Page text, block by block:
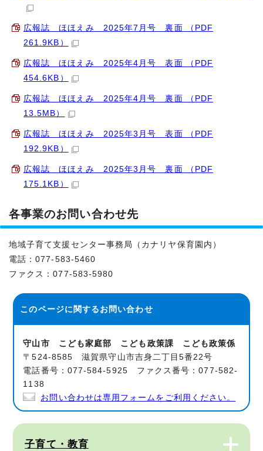
広報誌 ほほえみ 2025年7月号 裏面 （PDF
261.9KB）
広報誌 ほほえみ 2025年4月号 表面 （PDF
454.6KB）
広報誌 ほほえみ 2025年4月号 裏面 （PDF
13.5MB）
広報誌 ほほえみ 2025年3月号 表面 （PDF
192.9KB）
広報誌 ほほえみ 2025年3月号 裏面 （PDF
175.1KB）
各事業のお問い合わせ先
地域子育て支援センター事務局（カナリヤ保育園内）
電話：077-583-5460
ファクス：077-583-5980
このページに関するお問い合わせ
守山市 こども家庭部 こども政策課 こども政策係
〒524-8585 滋賀県守山市吉身二丁目5番22号
電話番号：077-584-5925 ファクス番号：077-582-
1138
お問い合わせは専用フォームをご利用ください。
子育て・教育